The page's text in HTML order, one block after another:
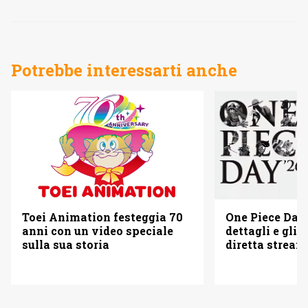
Potrebbe interessarti anche
Toei Animation festeggia 70
anni con un video speciale
sulla sua storia
One Piece
dettagli e gli
diretta